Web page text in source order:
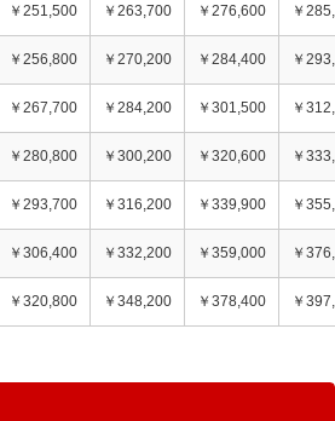
￥251,500 ￥263,700 ￥276,600 ￥
￥256,800 ￥270,200 ￥284,400 ￥
￥267,700 ￥284,200 ￥301,500 ￥
￥280,800 ￥300,200 ￥320,600 ￥
￥293,700 ￥316,200 ￥339,900 ￥
￥306,400 ￥332,200 ￥359,000 ￥
￥320,800 ￥348,200 ￥378,400 ￥